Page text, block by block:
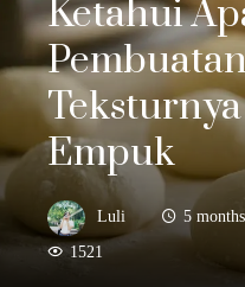
Ketahui
Empuk
Luli 5
1521